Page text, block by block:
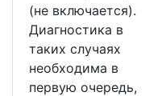
(не включается).
Диагностика в
таких случаях
необходима в
первую очередь,